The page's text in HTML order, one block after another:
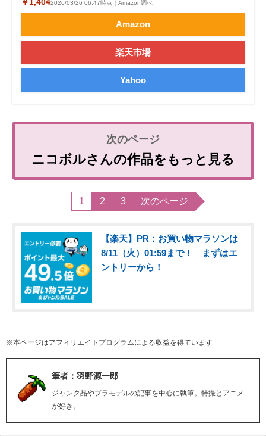
2026/03/26 06:47時点｜Amazon調べ
Amazon
楽天市場
Yahoo
ニコボルさんの作品をもっと見る
1 2 3 次のページ
【楽天】PR：お買い物マラソンは
8/11（火）01:59まで！ まずはエ
ントリーから！
※本ページはアフィリエイトプログラムによる収益を得ています
筆者：羽野源一郎
ジャンク品やプラモデルの記事を中心に執筆。特撮とアニメ
が好き。